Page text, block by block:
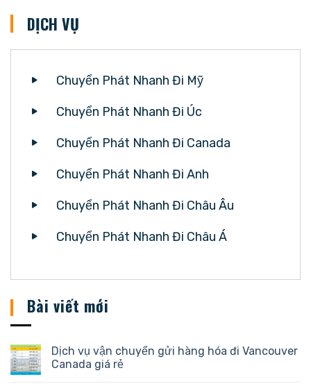
DỊCH VỤ
Chuyển Phát Nhanh Đi Mỹ
Chuyển Phát Nhanh Đi Úc
Chuyển Phát Nhanh Đi Canada
Chuyển Phát Nhanh Đi Anh
Chuyển Phát Nhanh Đi Châu Âu
Chuyển Phát Nhanh Đi Châu Á
Bài viết mới
Dịch vụ vận chuyển gửi hàng hóa đi Vancouver
Canada giá rẻ